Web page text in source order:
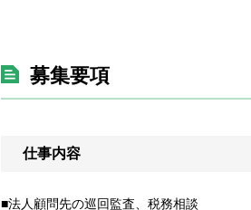
募集要項
仕事内容
■法人顧問先の巡回監査、税務相談